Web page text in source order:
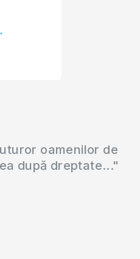
oamenilor de
după dreptate..."